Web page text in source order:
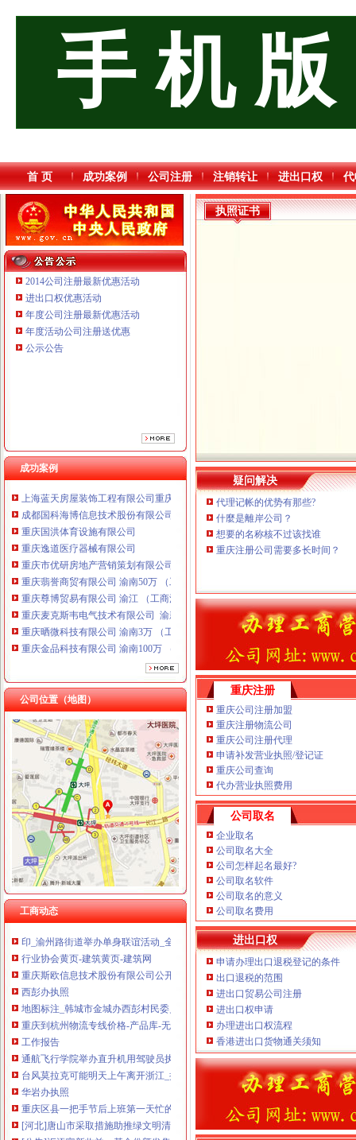
手 机 版
首 页 成功案例 公司注册 注销转让 进出口权
2014公司注册最新优惠活动
进出口权优惠活动
年度公司注册最新优惠活动
年度活动公司注册送优惠
公示公告
成功案例
重庆国洪体育设施有限公司
重庆逸道医疗器械有限公司
重庆晒微科技有限公司 渝南3万 （工商注册）
重庆金品科技有限公司 渝南100万 （进出口权）
重庆尊盟财务管理有限公司 渝北10万 （工商注册）
上海蓝天房屋装饰工程有限公司重庆分公司 渝北 （工商注册）
成都国科海博信息技术股份有限公司重庆分公司 渝江 （工商注册）
重庆国洪体育设施有限公司
重庆逸道医疗器械有限公司
重庆市优研房地产营销策划有限公司
重庆翡誉商贸有限公司 渝南50万 （工商注册）
重庆尊博贸易有限公司 渝江 （工商注册）
重庆麦克斯韦电气技术有限公司 渝新 （工商注册）
重庆晒微科技有限公司 渝南3万 （工商注册）
重庆金品科技有限公司 渝南100万 （进出口权）
重庆尊盟财务管理有限公司 渝北10万 （工商注册）
上海蓝天房屋装饰工程有限公司重庆分公司 渝北 （工商注册）
成都国科海博信息技术股份有限公司重庆分公司 渝江 （工商注册）
公司位置（地图）
工商动态
黄桷坪
黄桷坪副食电话,黄桷坪副食电话多少_图吧电话查询
黄桷坪社区演出111_在线观看-56.com
黄桷坪房地产中介信息网,黄桷坪经纪人排行榜精英置业顾问-杭州安
黄桷坪再建艺术街造“炫风”-房产频道-和讯网
坚守与出走——关于黄桷坪的文脉梳理和感追忆_原创_雅昌新闻
渝州路办执照
九龙坡区渝州路街道所需办公家具询价采购（CQJLP-ZFCG-XJ-2012-
艺术生大学毕业超半数转行男模开环卫车（图）-教育频道-华龙网
印_渝州路街道举办单身联谊活动_全搜九龙坡网
行业协会黄页-建筑黄页-建筑网
重庆斯欧信息技术股份有限公司公开转让说明书_斯欧信息（）
西彭办执照
地图标注_韩城市金城办西彭村民委员会
重庆到杭州物流专线价格-产品库-无忧商务网
工作报告
通航飞行学院举办直升机用驾驶员执照颁证仪式-新华网重庆频道
台风莫拉克可能明天上午离开浙江_挂挂一族软件站
华岩办执照
重庆区县一把手节后上班第一天忙的主要是这三件事--中国新闻
[河北]唐山市采取措施助推绿文明清明
[公告]汇添富新收益：基金份额发售公告-[中财网]
执照证书
疑问解决
代理记帐的优势有那些?
什麼是離岸公司？
想要的名称核不过该找谁
重庆注册公司需要多长时间？
重庆注册
重庆公司注册加盟
重庆注册物流公司
重庆公司注册代理
申请补发营业执照/登记证
重庆公司查询
代办营业执照费用
公司取名
企业取名
公司取名大全
公司怎样起名最好?
公司取名软件
公司取名的意义
公司取名费用
进出口权
申请办理出口退税登记的条件
出口退税的范围
进出口贸易公司注册
进出口权申请
办理进出口权流程
香港进出口货物通关须知